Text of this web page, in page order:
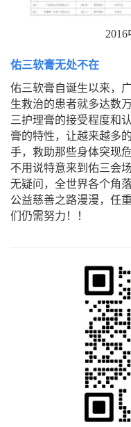
佑三软膏无处不在
佑三软膏自诞生以来，
生救治的患者就多达数
三护理膏的接受程度和
膏的特性，让越来越多
手，救助那些身体突现
不用说特意来到佑三会
无疑问，全世界各个角
公益慈善之路漫漫，任
们仍需努力！！